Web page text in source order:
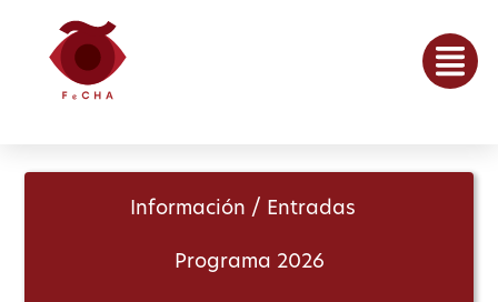
Información / Entradas
Programa 2026